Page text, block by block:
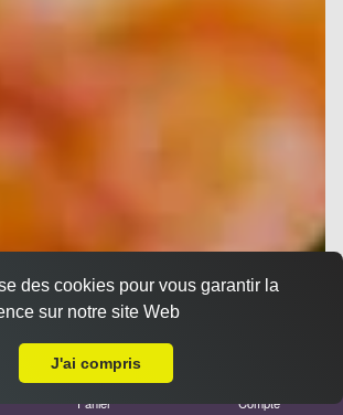
Panier Compte
des cookies pour vous garantir la
sur notre site Web
J'ai compris